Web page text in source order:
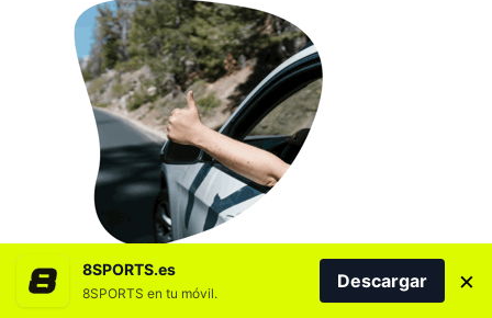
8SPORTS.es
8SPORTS en tu móvil.
Descargar ×